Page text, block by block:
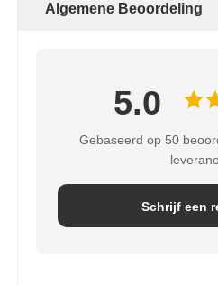
Algemene Beoordeling
5.0
Gebaseerd op 50
Schrijf een